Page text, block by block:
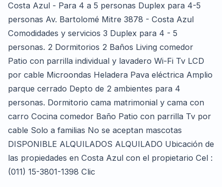
Costa Azul - Para 4 a 5 personas Duplex para 4-5
personas Av. Bartolomé Mitre 3878 - Costa Azul
Comodidades y servicios 3 Duplex para 4 - 5
personas. 2 Dormitorios 2 Baños Living comedor
Patio con parrilla individual y lavadero Wi-Fi Tv LCD
por cable Microondas Heladera Pava eléctrica Amplio
parque cerrado Depto de 2 ambientes para 4
personas. Dormitorio cama matrimonial y cama con
carro Cocina comedor Baño Patio con parrilla Tv por
cable Solo a familias No se aceptan mascotas
DISPONIBLE ALQUILADOS ALQUILADO Ubicación de
las propiedades en Costa Azul con el propietario Cel :
(011) 15-3801-1398 Clic